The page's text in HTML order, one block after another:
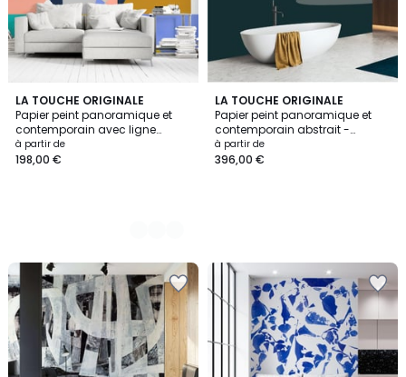
LA TOUCHE ORIGINALE
Papier peint panoramique et
contemporain avec ligne
géométriques abstraites -
255x260 cm (l x h)
à partir de
198,00 €
2
Couleurs
LA TOUCHE ORIGINALE
Papier peint panoramique et
contemporain abstrait -
510x260 cm (l x h)
à partir de
396,00 €